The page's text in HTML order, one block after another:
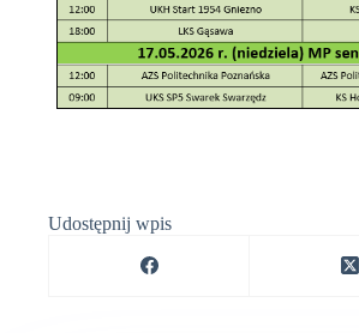
Udostępnij wpis